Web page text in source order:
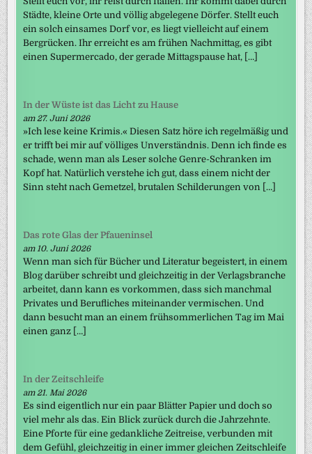
Städte, kleine Orte und völlig abgelegene Dörfer. Stellt euch
ein solch einsames Dorf vor, es liegt vielleicht auf einem
Bergrücken. Ihr erreicht es am frühen Nachmittag, es gibt
einen Supermercado, der gerade Mittagspause hat, […]
In der Wüste ist das Licht zu Hause
am 27. Juni 2026
»Ich lese keine Krimis.« Diesen Satz höre ich regelmäßig und
er trifft bei mir auf völliges Unverständnis. Denn ich finde es
schade, wenn man als Leser solche Genre-Schranken im
Kopf hat. Natürlich verstehe ich gut, dass einem nicht der
Sinn steht nach Gemetzel, brutalen Schilderungen von […]
Das rote Glas der Pfaueninsel
am 10. Juni 2026
Wenn man sich für Bücher und Literatur begeistert, in einem
Blog darüber schreibt und gleichzeitig in der Verlagsbranche
arbeitet, dann kann es vorkommen, dass sich manchmal
Privates und Berufliches miteinander vermischen. Und
dann besucht man an einem frühsommerlichen Tag im Mai
einen ganz […]
In der Zeitschleife
am 21. Mai 2026
Es sind eigentlich nur ein paar Blätter Papier und doch so
viel mehr als das. Ein Blick zurück durch die Jahrzehnte.
Eine Pforte für eine gedankliche Zeitreise, verbunden mit
dem Gefühl, gleichzeitig in einer immer gleichen Zeitschleife